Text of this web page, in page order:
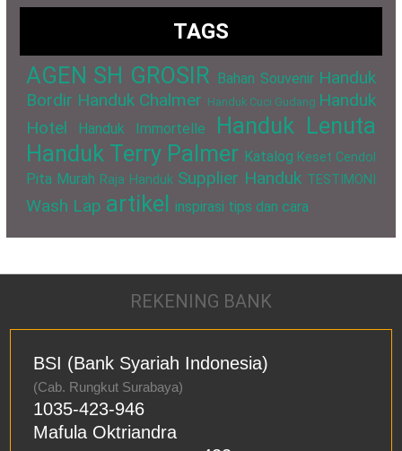
TAGS
AGEN SH GROSIR Bahan Souvenir Handuk
Bordir Handuk Chalmer Handuk Cuci Gudang Handuk
Hotel
Handuk Immortelle
Handuk Lenuta
Handuk Terry Palmer Katalog Keset Cendol
Pita Murah Raja Handuk Supplier Handuk TESTIMONI
Wash Lap artikel inspirasi tips dan cara
REKENING BANK
BSI (Bank Syariah Indonesia)
(Cab. Rungkut Surabaya)
1035-423-946
Mafula Oktriandra